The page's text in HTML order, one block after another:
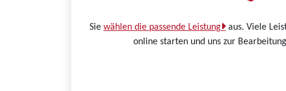
Sie wählen die passende Leistung
aus. Viele
online starten und uns zur